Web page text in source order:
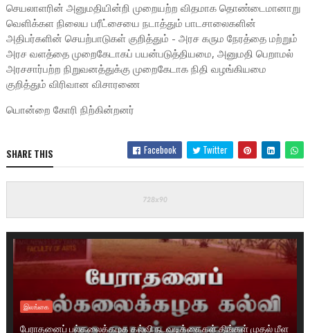
செயலாளரின் அனுமதியின்றி முறையற்ற விதமாக தொண்டைமானாறு
வெளிக்கள நிலைய பரீட்சையை நடாத்தும் பாடசாலைகளின்
அதிபர்களின் செயற்பாடுகள் குறித்தும் - அரச கரும நேரத்தை மற்றும்
அரச வளத்தை முறைகேடாகப் பயன்படுத்தியமை, அனுமதி பெறாமல்
அரசசார்பற்ற நிறுவனத்துக்கு முறைகேடாக நிதி வழங்கியமை
குறித்தும் விரிவான விசாரணை
யொன்றை கோரி நிற்கின்றனர்
SHARE THIS Facebook Twitter
இலங்கை
பேராதனைப் பல்கலைக்கழக கல்வி நடவடிக்கைகள் திங்கள் முதல் மீள